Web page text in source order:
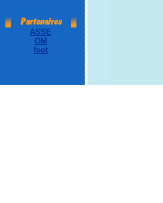
ASSE
OM
foot